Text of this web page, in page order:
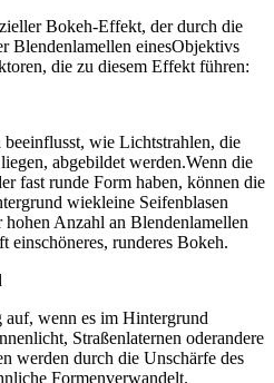
Bokeh-Effekt, der durch die
Blendenlamellen einesObjektivs
die zu diesem Effekt führen:
wie Lichtstrahlen, die
abgebildet werden.Wenn die
fast runde Form haben, können die
wiekleine Seifenblasen
Anzahl an Blendenlamellen
einschöneres, runderes Bokeh.
wenn es im Hintergrund
Straßenlaternen oderandere
werden durch die Unschärfe des
Formenverwandelt.